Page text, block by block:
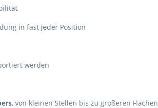
in fast jeder Position
werden
, von kleinen Stellen bis zu größeren Flächen